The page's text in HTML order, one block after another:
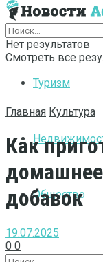
Интернет
Туризм
Общество
Нет результатов
Смотреть все
Главная Культура
Как
добавок
19.07.2025
0 0